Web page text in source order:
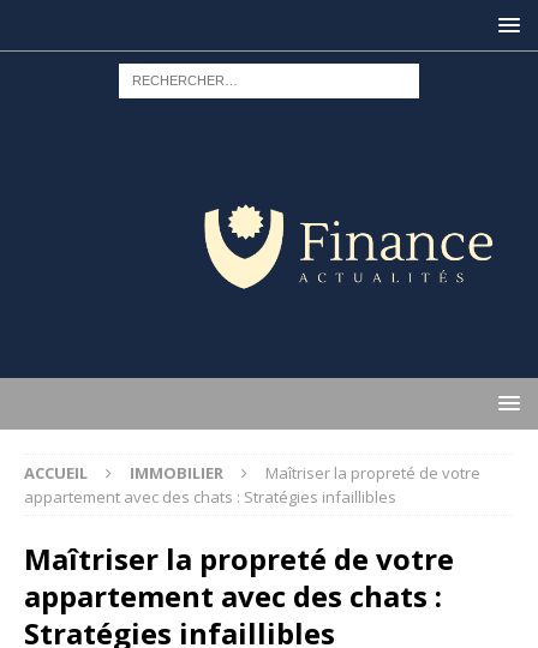
ACCUEIL IMMOBILIER
Maîtriser la propreté de votre
appartement avec des chats : Stratégies infaillibles
Maîtriser la propreté de votre
appartement avec des chats :
Stratégies infaillibles